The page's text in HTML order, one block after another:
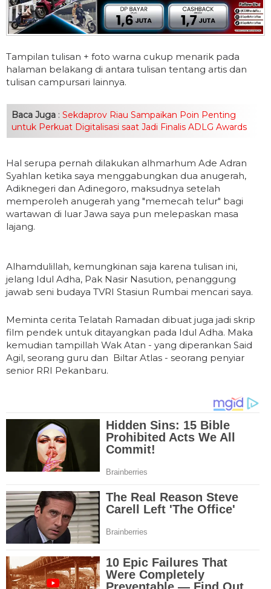
Tampilan tulisan + foto warna cukup menarik pada
halaman belakang di antara tulisan tentang artis dan
tulisan campursari lainnya.
Baca Juga : Sekdaprov Riau Sampaikan Poin Penting
untuk Perkuat Digitalisasi saat Jadi Finalis ADLG Awards
Hal serupa pernah dilakukan alhmarhum Ade Adran
Syahlan ketika saya menggabungkan dua anugerah,
Adiknegeri dan Adinegoro, maksudnya setelah
memperoleh anugerah yang "memecah telur" bagi
wartawan di luar Jawa saya pun melepaskan masa
lajang.
Alhamdulillah, kemungkinan saja karena tulisan ini,
jelang Idul Adha, Pak Nasir Nasution, penanggung
jawab seni budaya TVRI Stasiun Rumbai mencari saya.
Meminta cerita Telatah Ramadan dibuat juga jadi skrip
film pendek untuk ditayangkan pada Idul Adha. Maka
kemudian tampillah Wak Atan - yang diperankan Said
Agil, seorang guru dan Biltar Atlas - seorang penyiar
senior RRI Pekanbaru.